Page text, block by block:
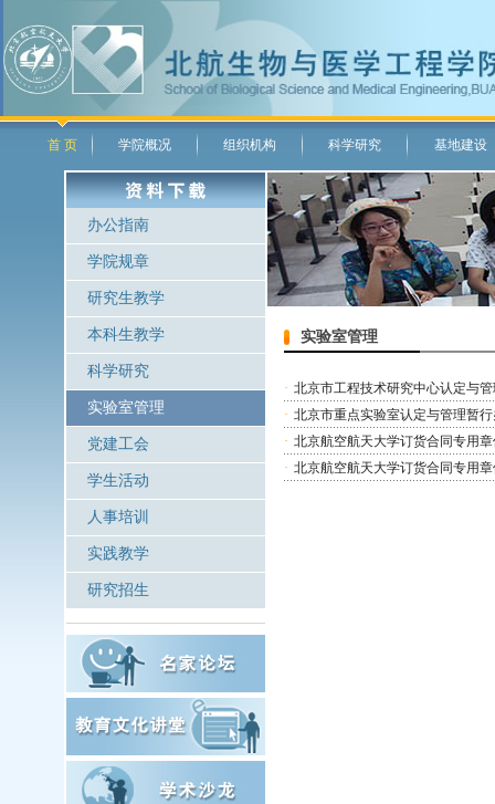
首 页 学院概况 组织机构 科学研究 基地建设
办公指南
学院规章
研究生教学
本科生教学
科学研究
实验室管理
党建工会
学生活动
人事培训
实践教学
研究招生
实验室管理
· 北京市工程技术研究中心认定与
· 北京市重点实验室认定与管理暂
· 北京航空航天大学订货合同专用
· 北京航空航天大学订货合同专用